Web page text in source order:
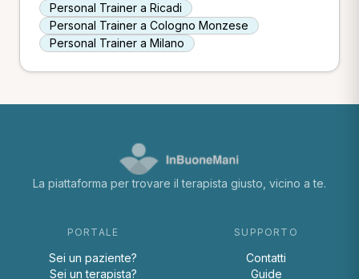
Personal Trainer a Ricadi
Personal Trainer a Cologno Monzese
Personal Trainer a Milano
La piattaforma per trovare il terapista giusto, vicino a te.
PORTALE
Sei un paziente?
Sei un terapista?
SUPPORTO
Contatti
Guide